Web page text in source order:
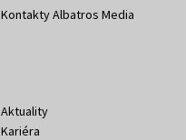
Kontakty Albatros Media
Aktuality
Kariéra